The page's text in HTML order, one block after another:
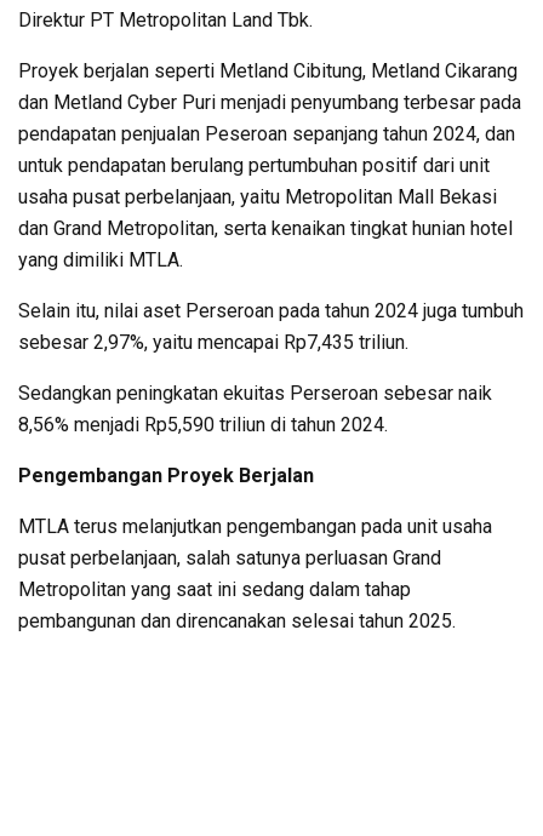
Direktur PT Metropolitan Land Tbk.
Proyek berjalan seperti Metland Cibitung, Metland Cikarang
dan Metland Cyber Puri menjadi penyumbang terbesar pada
pendapatan penjualan Peseroan sepanjang tahun 2024, dan
untuk pendapatan berulang pertumbuhan positif dari unit
usaha pusat perbelanjaan, yaitu Metropolitan Mall Bekasi
dan Grand Metropolitan, serta kenaikan tingkat hunian hotel
yang dimiliki MTLA.
Selain itu, nilai aset Perseroan pada tahun 2024 juga tumbuh
sebesar 2,97%, yaitu mencapai Rp7,435 triliun.
Sedangkan peningkatan ekuitas Perseroan sebesar naik
8,56% menjadi Rp5,590 triliun di tahun 2024.
Pengembangan Proyek Berjalan
MTLA terus melanjutkan pengembangan pada unit usaha
pusat perbelanjaan, salah satunya perluasan Grand
Metropolitan yang saat ini sedang dalam tahap
pembangunan dan direncanakan selesai tahun 2025.